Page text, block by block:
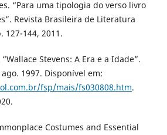
“Para uma tipologia do verso livro
Revista Brasileira de Literatura
127-144, 2011.
Stevens: A Era e a Idade”.
1997. Disponível em:
fsp/mais/fs030808.htm.
Costumes and Essential